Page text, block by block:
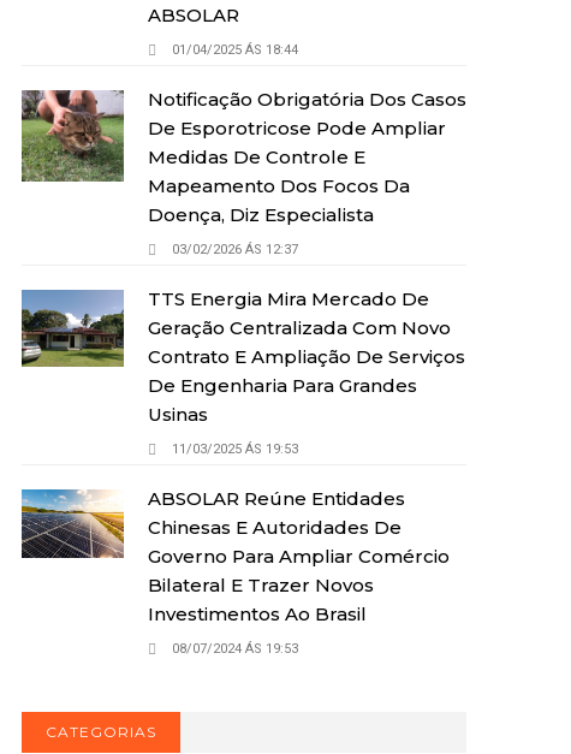
ABSOLAR
01/04/2025 ÁS 18:44
Notificação Obrigatória Dos Casos
De Esporotricose Pode Ampliar
Medidas De Controle E
Mapeamento Dos Focos Da
Doença, Diz Especialista
03/02/2026 ÁS 12:37
TTS Energia Mira Mercado De
Geração Centralizada Com Novo
Contrato E Ampliação De Serviços
De Engenharia Para Grandes
Usinas
11/03/2025 ÁS 19:53
ABSOLAR Reúne Entidades
Chinesas E Autoridades De
Governo Para Ampliar Comércio
Bilateral E Trazer Novos
Investimentos Ao Brasil
08/07/2024 ÁS 19:53
CATEGORIAS